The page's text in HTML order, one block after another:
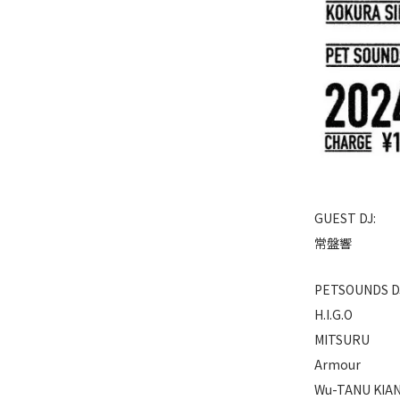
GUEST DJ:
常盤響
PETSOUNDS
H.I.G.O
MITSURU
Armour
Wu-TANU